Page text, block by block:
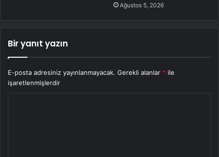
Ağustos 5, 2026
Bir yanıt yazın
E-posta adresiniz yayınlanmayacak. Gerekli alanlar * ile
işaretlenmişlerdir